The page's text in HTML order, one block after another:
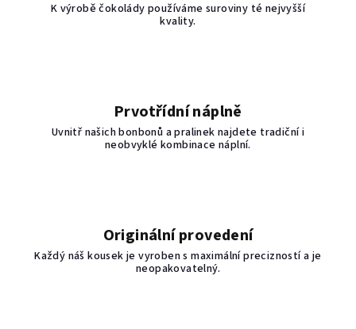
K výrobě čokolády používáme suroviny té nejvyšší
kvality.
Prvotřídní náplně
Uvnitř našich bonbonů a pralinek najdete tradiční i
neobvyklé kombinace náplní.
Originální provedení
Každý náš kousek je vyroben s maximální precizností a je
neopakovatelný.